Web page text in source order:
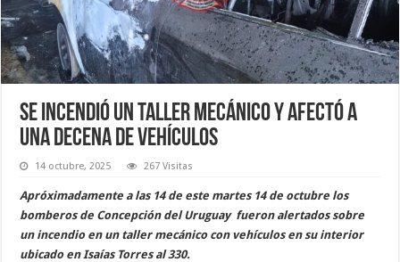
Se incendió un taller mecánico y afectó a
una decena de vehículos
14 octubre, 2025 267 Visitas
Apróximadamente a las 14 de este martes 14 de octubre los
bomberos de Concepción del Uruguay fueron alertados sobre
un incendio en un taller mecánico con vehículos en su interior
ubicado en Isaías Torres al 330.